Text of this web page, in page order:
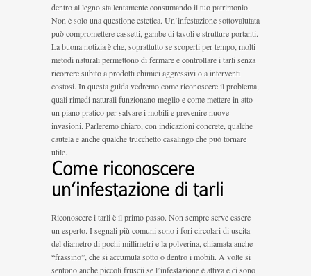
dentro al legno sta lentamente consumando il tuo patrimonio.
Non è solo una questione estetica. Un’infestazione sottovalutata
può compromettere cassetti, gambe di tavoli e strutture portanti.
La buona notizia è che, soprattutto se scoperti per tempo, molti
metodi naturali permettono di fermare e controllare i tarli senza
ricorrere subito a prodotti chimici aggressivi o a interventi
costosi. In questa guida vedremo come riconoscere il problema,
quali rimedi naturali funzionano meglio e come mettere in atto
un piano pratico per salvare i mobili e prevenire nuove
invasioni. Parleremo chiaro, con indicazioni concrete, qualche
cautela e anche qualche trucchetto casalingo che può tornare
utile.
Come riconoscere
un’infestazione di tarli
Riconoscere i tarli è il primo passo. Non sempre serve essere
un esperto. I segnali più comuni sono i fori circolari di uscita
del diametro di pochi millimetri e la polverina, chiamata anche
“frassino”, che si accumula sotto o dentro i mobili. A volte si
sentono anche piccoli fruscii se l’infestazione è attiva e ci sono